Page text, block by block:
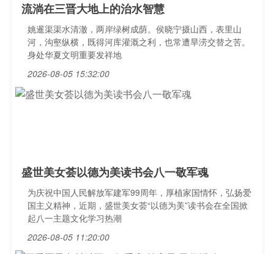
流淌在三晋大地上的治水智慧
姚暹渠渠水清澈，两岸绿树成荫。侯晓宁摄山西，表里山
河，沟壑纵横，既得河库灌溉之利，也常遭旱涝交替之苦。
身处华夏文明重要发祥地
2026-08-05 15:32:00
盛世美女荟以德为美读书会八一敬军魂
为庆祝中国人民解放军建军99周年，厚植家国情怀，弘扬爱
国主义精神，近期，盛世美女荟“以德为美”读书会在全国掀
起八一主题文化学习热潮
2026-08-05 11:20:00